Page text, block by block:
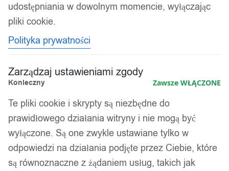
udostępniania w dowolnym momencie, wyłączając
pliki cookie.
Polityka prywatności
Zarządzaj ustawieniami zgody
Konieczny Zawsze WŁĄCZONE
Te pliki cookie i skrypty są niezbędne do
prawidłowego działania witryny i nie mogą być
wyłączone. Są one zwykle ustawiane tylko w
odpowiedzi na działania podjęte przez Ciebie, które
są równoznaczne z żądaniem usług, takich jak